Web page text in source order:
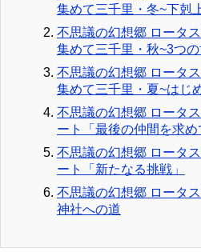
集めて三千里・冬~下剋
不思議の幻想郷 ロータ
集めて三千里・秋~3つ
不思議の幻想郷 ロータ
集めて三千里・夏~はじ
不思議の幻想郷 ロータ
ート「最後の仲間を求め
不思議の幻想郷 ロータ
ート「新たなる挑戦」
不思議の幻想郷 ロータ
神社への道